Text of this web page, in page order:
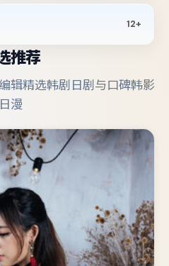
12+
推荐
辑精选韩剧日剧与口碑韩影
日漫